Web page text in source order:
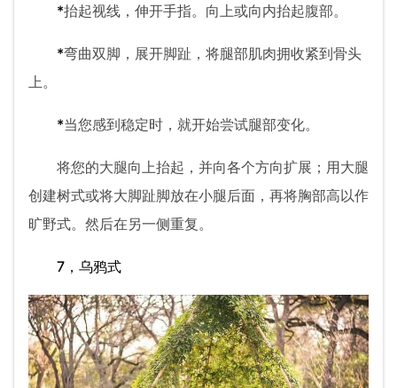
*抬起视线，伸开手指。向上或向内抬起腹部。
*弯曲双脚，展开脚趾，将腿部肌肉拥收紧到骨头
上。
*当您感到稳定时，就开始尝试腿部变化。
将您的大腿向上抬起，并向各个方向扩展；用大腿
创建树式或将大脚趾脚放在小腿后面，再将胸部高以作
旷野式。然后在另一侧重复。
7，乌鸦式